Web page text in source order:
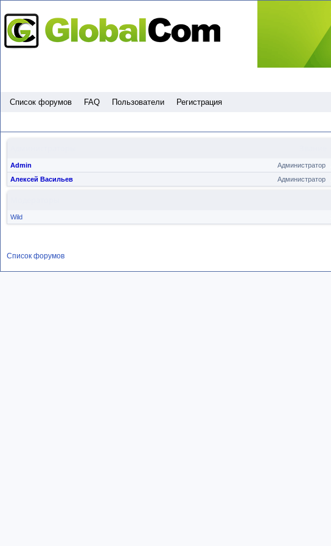
Список форумов FAQ Пользователи Регистрация
Администратор
Admin
Администратор
Алексей Васильев
Wild
Список форумов